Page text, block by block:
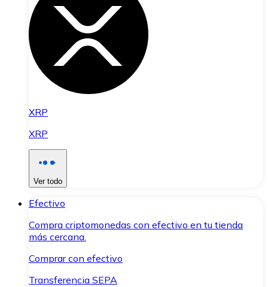
XRP
XRP
Ver todo
Efectivo
Compra criptomonedas con efectivo en tu tienda
más cercana.
Comprar con efectivo
Transferencia SEPA